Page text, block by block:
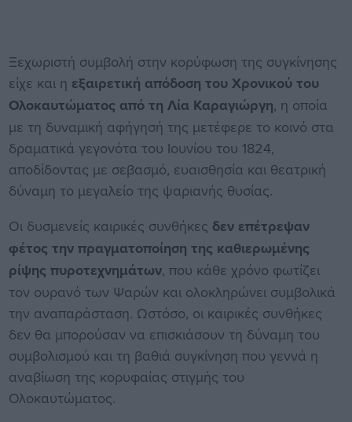
Ξεχωριστή συμβολή στην κορύφωση της συγκίνησης
είχε και η εξαιρετική απόδοση του Χρονικού του
Ολοκαυτώματος από τη Λία Καραγιώργη, η οποία
με τη δυναμική αφήγησή της μετέφερε το κοινό στα
δραματικά γεγονότα του Ιουνίου του 1824,
αποδίδοντας με σεβασμό, ευαισθησία και θεατρική
δύναμη το μεγαλείο της ψαριανής θυσίας.
Οι δυσμενείς καιρικές συνθήκες δεν επέτρεψαν
φέτος την πραγματοποίηση της καθιερωμένης
ρίψης πυροτεχνημάτων, που κάθε χρόνο φωτίζει
τον ουρανό των Ψαρών και ολοκληρώνει συμβολικά
την αναπαράσταση. Ωστόσο, οι καιρικές συνθήκες
δεν θα μπορούσαν να επισκιάσουν τη δύναμη του
συμβολισμού και τη βαθιά συγκίνηση που γεννά η
αναβίωση της κορυφαίας στιγμής του
Ολοκαυτώματος.